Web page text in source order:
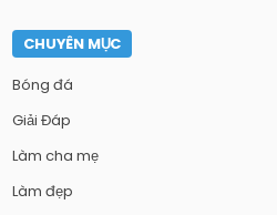
CHUYÊN MỤC
Bóng đá
Giải Đáp
Làm cha mẹ
Làm đẹp